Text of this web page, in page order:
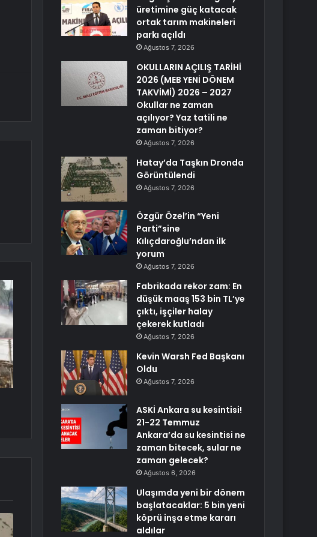
üretimine güç katacak
ortak tarım makineleri
parkı açıldı
Ağustos 7, 2026
OKULLARIN AÇILIŞ TARİHİ
2026 (MEB YENİ DÖNEM
TAKVİMİ) 2026 – 2027
Okullar ne zaman
açılıyor? Yaz tatili ne
zaman bitiyor?
Ağustos 7, 2026
Hatay’da Taşkın Dronda
Görüntülendi
Ağustos 7, 2026
Özgür Özel’in “Yeni
Parti”sine
Kılıçdaroğlu’ndan ilk
yorum
Ağustos 7, 2026
Fabrikada rekor zam: En
düşük maaş 153 bin TL’ye
çıktı, işçiler halay
çekerek kutladı
Ağustos 7, 2026
Kevin Warsh Fed Başkanı
Oldu
Ağustos 7, 2026
ASKİ Ankara su kesintisi!
21-22 Temmuz
Ankara’da su kesintisi ne
zaman bitecek, sular ne
zaman gelecek?
Ağustos 6, 2026
Ulaşımda yeni bir dönem
başlatacaklar: 5 bin yeni
köprü inşa etme kararı
aldılar